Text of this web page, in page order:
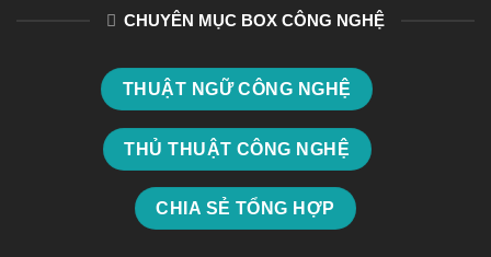
CHUYÊN MỤC BOX CÔNG NGHỆ
THUẬT NGỮ CÔNG NGHỆ
THỦ THUẬT CÔNG NGHỆ
CHIA SẺ TỔNG HỢP